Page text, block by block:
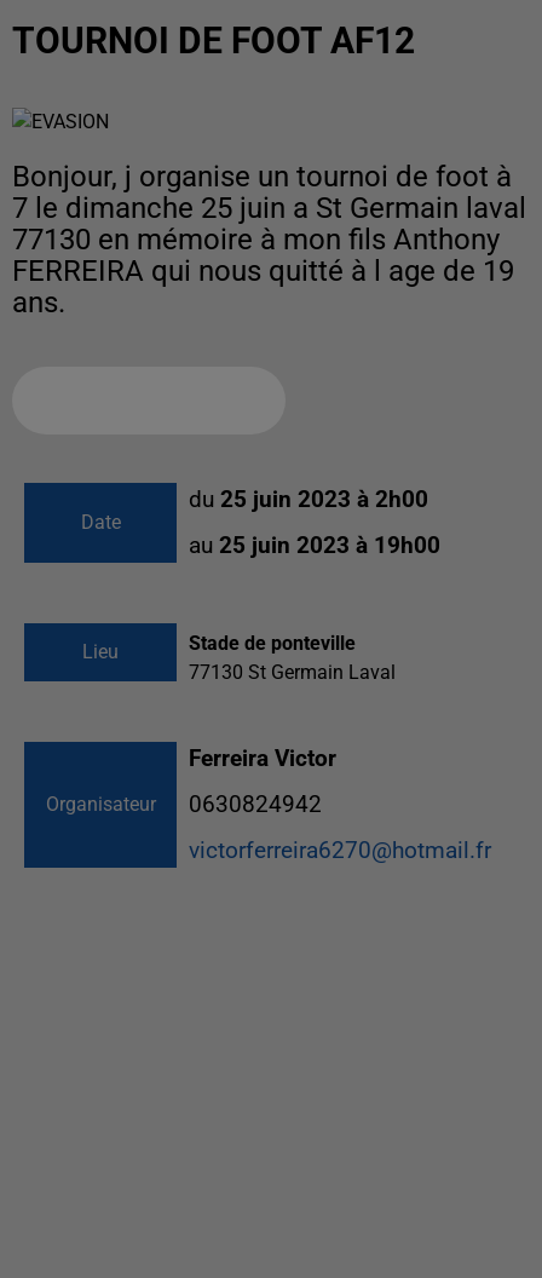
TOURNOI DE FOOT AF12
Bonjour, j organise un tournoi de foot à
7 le dimanche 25 juin a St Germain laval
77130 en mémoire à mon fils Anthony
FERREIRA qui nous quitté à l age de 19
ans.
Date
du 25 juin 2023 à 2h00
au 25 juin 2023 à 19h00
Lieu
Stade de ponteville
77130 St Germain Laval
Organisateur
Ferreira Victor
0630824942
victorferreira6270@hotmail.fr